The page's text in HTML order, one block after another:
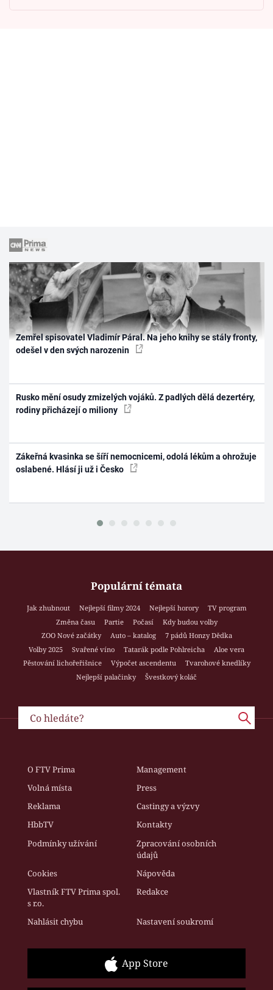
Zemřel spisovatel Vladimír Páral. Na jeho knihy se stály fronty,
odešel v den svých narozenin
Rusko mění osudy zmizelých vojáků. Z padlých dělá dezertéry,
rodiny přicházejí o miliony
Zákeřná kvasinka se šíří nemocnicemi, odolá lékům a ohrožuje
oslabené. Hlásí ji už i Česko
Populární témata
Jak zhubnout Nejlepší filmy 2024 Nejlepší horory
TV program
Změna času
Partie Počasí
Kdy budou volby
ZOO Nové začátky
Auto – katalog
7 pádů Honzy Dědka
Volby 2025
Svařené víno Tatarák podle Pohlreicha
Aloe vera
Pěstování lichořeřišnice
Výpočet ascendentu
Tvarohové knedlíky
Nejlepší palačinky
Švestkový koláč
O FTV Prima
Management
Volná místa
Press
Reklama
Castingy a výzvy
HbbTV
Kontakty
Podmínky užívání
Zpracování osobních
údajů
Cookies
Nápověda
Vlastník FTV Prima spol.
s r.o.
Redakce
Nahlásit chybu Nastavení soukromí
App Store